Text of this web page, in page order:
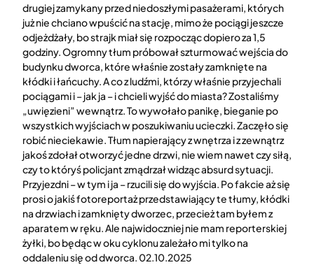
drugiej zamykany przed niedoszłymi pasażerami, których
już nie chciano wpuścić na stację, mimo że pociągi jeszcze
odjeżdżały, bo strajk miał się rozpocząc dopiero za 1,5
godziny. Ogromny tłum próbował szturmować wejścia do
budynku dworca, które właśnie zostały zamknięte na
kłódki i łańcuchy. A co z ludźmi, którzy właśnie przyjechali
pociągami i – jak ja – i chcieli wyjść do miasta? Zostaliśmy
„uwięzieni” wewnątrz. To wywołało panikę, bieganie po
wszystkich wyjściach w poszukiwaniu ucieczki. Zaczęło się
robić nieciekawie. Tłum napierający z wnętrza i z zewnątrz
jakoś zdołał otworzyć jedne drzwi, nie wiem nawet czy siłą,
czy to któryś policjant zmądrzał widząc absurd sytuacji.
Przyjezdni – w tym i ja – rzucili się do wyjścia. Po fakcie aż się
prosi o jakiś fotoreportaż przedstawiający te tłumy, kłódki
na drzwiach i zamknięty dworzec, przecież tam byłem z
aparatem w ręku. Ale najwidoczniej nie mam reporterskiej
żyłki, bo będąc w oku cyklonu zależało mi tylko na
oddaleniu się od dworca. 02.10.2025